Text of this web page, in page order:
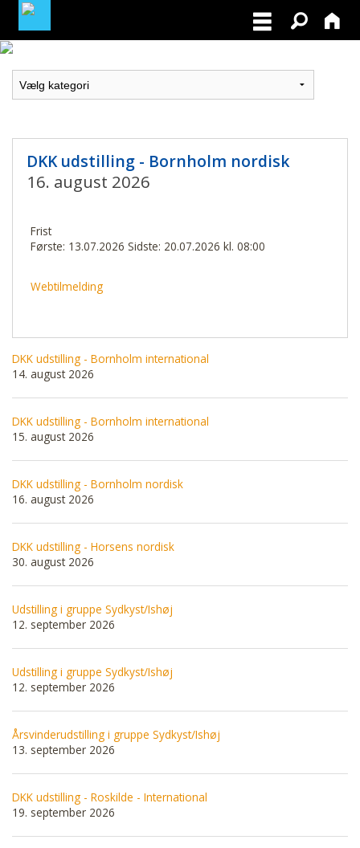
MEDLEMSLOGIN
DKK udstilling - Bornholm nordisk
16. august 2026
Frist
Første: 13.07.2026 Sidste: 20.07.2026 kl. 08:00
Webtilmelding
DKK udstilling - Bornholm international
14. august 2026
DKK udstilling - Bornholm international
15. august 2026
DKK udstilling - Bornholm nordisk
16. august 2026
DKK udstilling - Horsens nordisk
30. august 2026
Udstilling i gruppe Sydkyst/Ishøj
12. september 2026
Udstilling i gruppe Sydkyst/Ishøj
12. september 2026
Årsvinderudstilling i gruppe Sydkyst/Ishøj
13. september 2026
DKK udstilling - Roskilde - International
19. september 2026